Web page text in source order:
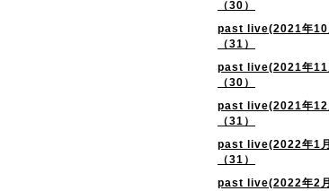
（30）
past live(2021年10
（31）
past live(2021年11
（30）
past live(2021年12
（31）
past live(2022年1
（31）
past live(2022年2